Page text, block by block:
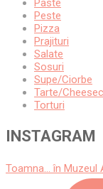
Paste
Peste
Pizza
Prajituri
Salate
Sosuri
Supe/Ciorbe
Tarte/
Torturi
INSTAGRAM
Toamna... în